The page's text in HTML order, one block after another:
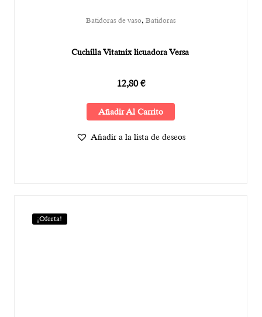
Batidoras de vaso, Batidoras
Cuchilla Vitamix licuadora Versa
12,80€
Añadir Al Carrito
Añadir a la lista de deseos
¡Oferta!